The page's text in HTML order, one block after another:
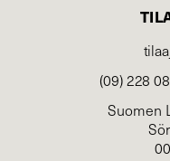
(09) 228
Suomen